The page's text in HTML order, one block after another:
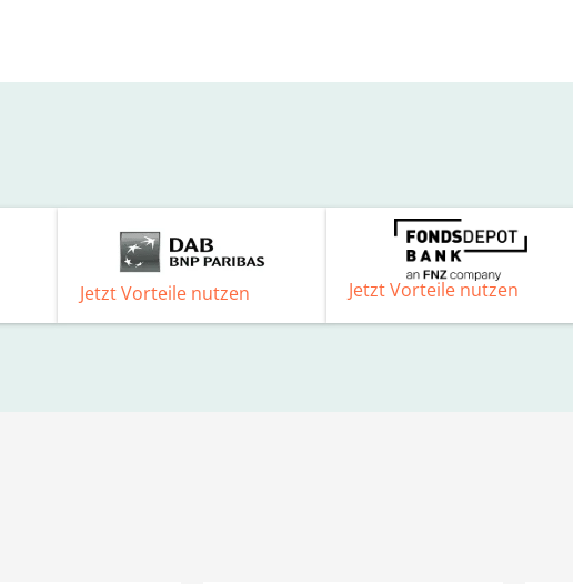
Jetzt Vorteile nutzen Jetzt Vorteile nutzen